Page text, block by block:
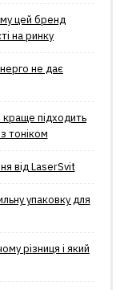
цей бренд
на ринку
не дає
підходить
тоніком
від LaserSvit
упаковку для
різниця і який